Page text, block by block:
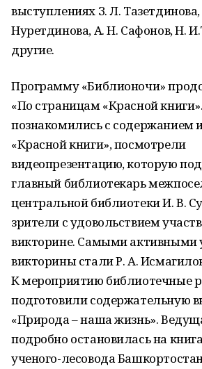
выступлениях З. Л. Тазетдинова,
Нуретдинова, А. Н. Сафонов, Н.
другие.
Программу «Библионочи»
«По страницам «Красной
познакомились с содержанием
«Красной книги», посмотрели
видеопрезентацию, которую
главный библиотекарь
центральной библиотеки И. В.
зрители с удовольствием
викторине. Самыми активными
викторины стали Р. А.
К мероприятию библиотечные
подготовили содержательную
«Природа – наша жизнь».
подробно остановилась на
ученого-лесовода